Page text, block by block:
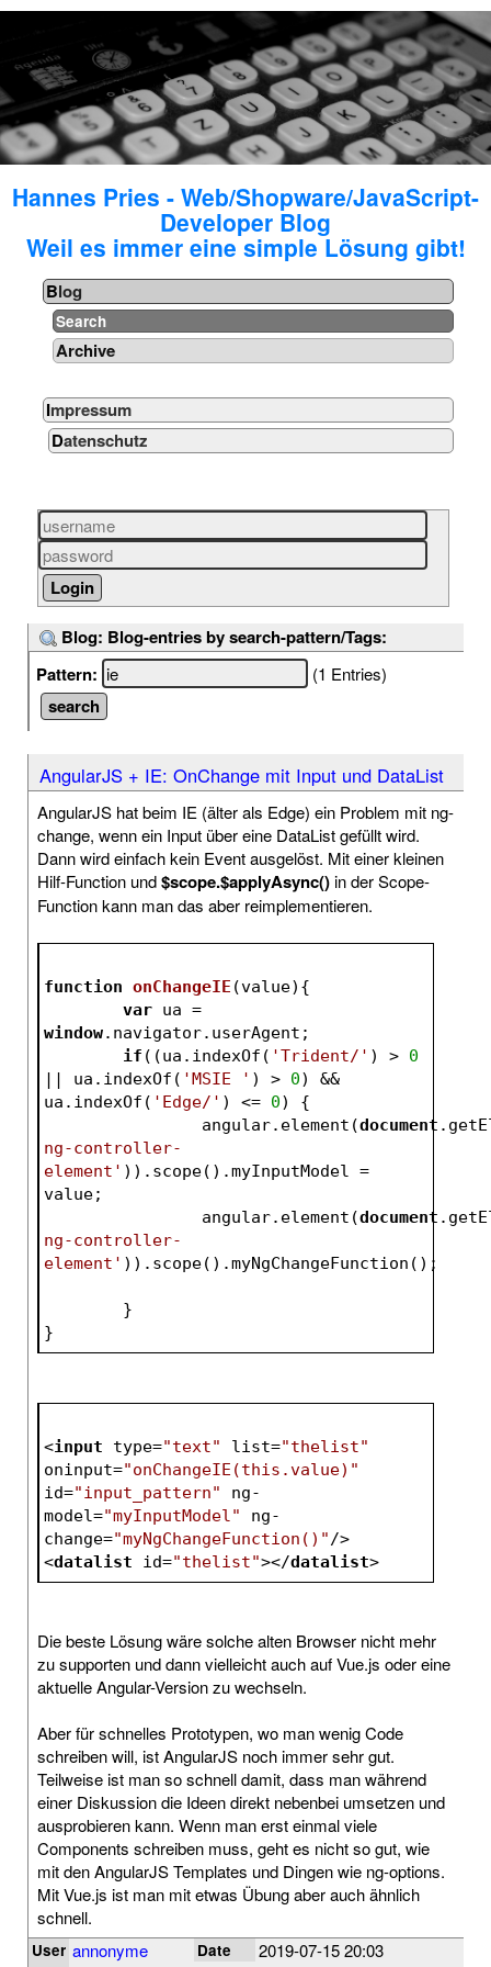
Hannes Pries - Web/Shopware/JavaScript-
Developer Blog
Weil es immer eine simple Lösung gibt!
Blog
Search
Archive
Impressum
Datenschutz
Blog: Blog-entries by search-pattern/Tags:
Pattern:
(1 Entries)
AngularJS + IE: OnChange mit Input und DataList
AngularJS hat beim IE (älter als Edge) ein Problem mit ng-
change, wenn ein Input über eine DataList gefüllt wird.
Dann wird einfach kein Event ausgelöst. Mit einer kleinen
Hilf-Function und$scope.$applyAsync()in der Scope-
Function kann man das aber reimplementieren.
function onChangeIE (value) {
var
window.navigator.userAgent;
if ((ua.indexOf( 'Trident/' ) > 0
|| ua.indexOf( 'MSIE ' ) > 0) &&
ua.indexOf( 'Edge/' ) <= 0) {
		angular.element(
document
ng-controller-
element' )).scope().myInputModel =
value;
		angular.element(
document
ng-controller-
element' )).scope().myNgChangeFunction();
	}
}
<input type="text" list="thelist"
oninput="onChangeIE(this.value)"
id="input_pattern"
ng-
model="myInputModel"
ng-
change="myNgChangeFunction()"/>
<datalist id="thelist"></datalist>
Die beste Lösung wäre solche alten Browser nicht mehr
zu supporten und dann vielleicht auch auf Vue.js oder eine
aktuelle Angular-Version zu wechseln.
Aber für schnelles Prototypen, wo man wenig Code
schreiben will, ist AngularJS noch immer sehr gut.
Teilweise ist man so schnell damit, dass man während
einer Diskussion die Ideen direkt nebenbei umsetzen und
ausprobieren kann. Wenn man erst einmal viele
Components schreiben muss, geht es nicht so gut, wie
mit den AngularJS Templates und Dingen wie ng-options.
Mit Vue.js ist man mit etwas Übung aber auch ähnlich
schnell.
User annonyme Date
2019-07-15 20:03